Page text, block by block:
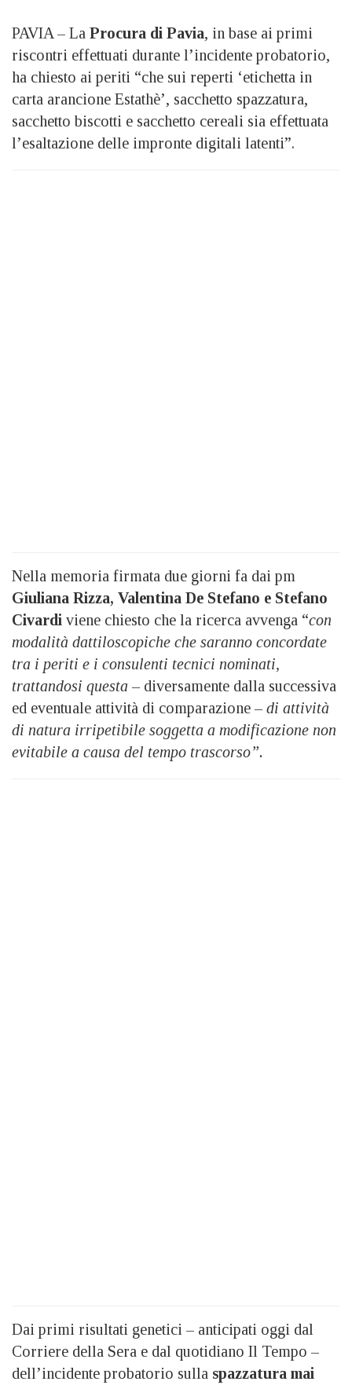
PAVIA – La Procura di Pavia, in base ai primi
riscontri effettuati durante l’incidente probatorio,
ha chiesto ai periti “che sui reperti ‘etichetta in
carta arancione Estathè’, sacchetto spazzatura,
sacchetto biscotti e sacchetto cereali sia effettuata
l’esaltazione delle impronte digitali latenti”.
Nella memoria firmata due giorni fa dai pm
Giuliana Rizza, Valentina De Stefano e Stefano
Civardi viene chiesto che la ricerca avvenga “con
modalità dattiloscopiche che saranno concordate
tra i periti e i consulenti tecnici nominati,
trattandosi questa – diversamente dalla successiva
ed eventuale attività di comparazione– di attività
di natura irripetibile soggetta a modificazione non
evitabile a causa del tempo trascorso”.
Dai primi risultati genetici – anticipati oggi dal
Corriere della Sera e dal quotidiano Il Tempo –
dell’incidente probatorio sulla spazzatura mai